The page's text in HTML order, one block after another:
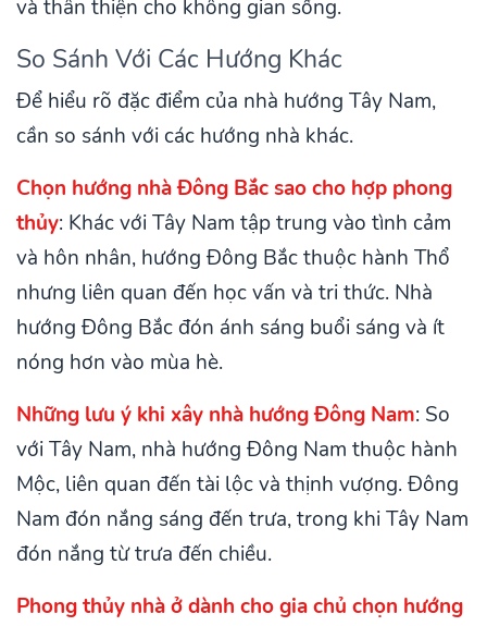
và thân thiện cho không gian sống.
So Sánh Với Các Hướng Khác
Để hiểu rõ đặc điểm của nhà hướng Tây Nam,
cần so sánh với các hướng nhà khác.
Chọn hướng nhà Đông Bắc sao cho hợp phong
thủy: Khác với Tây Nam tập trung vào tình cảm
và hôn nhân, hướng Đông Bắc thuộc hành Thổ
nhưng liên quan đến học vấn và tri thức. Nhà
hướng Đông Bắc đón ánh sáng buổi sáng và ít
nóng hơn vào mùa hè.
Những lưu ý khi xây nhà hướng Đông Nam: So
với Tây Nam, nhà hướng Đông Nam thuộc hành
Mộc, liên quan đến tài lộc và thịnh vượng. Đông
Nam đón nắng sáng đến trưa, trong khi Tây Nam
đón nắng từ trưa đến chiều.
Phong thủy nhà ở dành cho gia chủ chọn hướng